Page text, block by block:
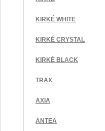
KIRKÉ WHITE
KIRKÉ CRYSTAL
KIRKÉ BLACK
TRAX
AXIA
ANTEA